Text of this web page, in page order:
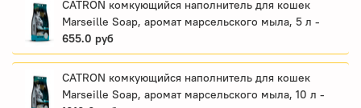
CATRON комкующийся наполнитель для кошек
Marseille Soap, аромат марсельского мыла, 5 л -
655.0 руб
CATRON комкующийся наполнитель для кошек
Marseille Soap, аромат марсельского мыла, 10 л -